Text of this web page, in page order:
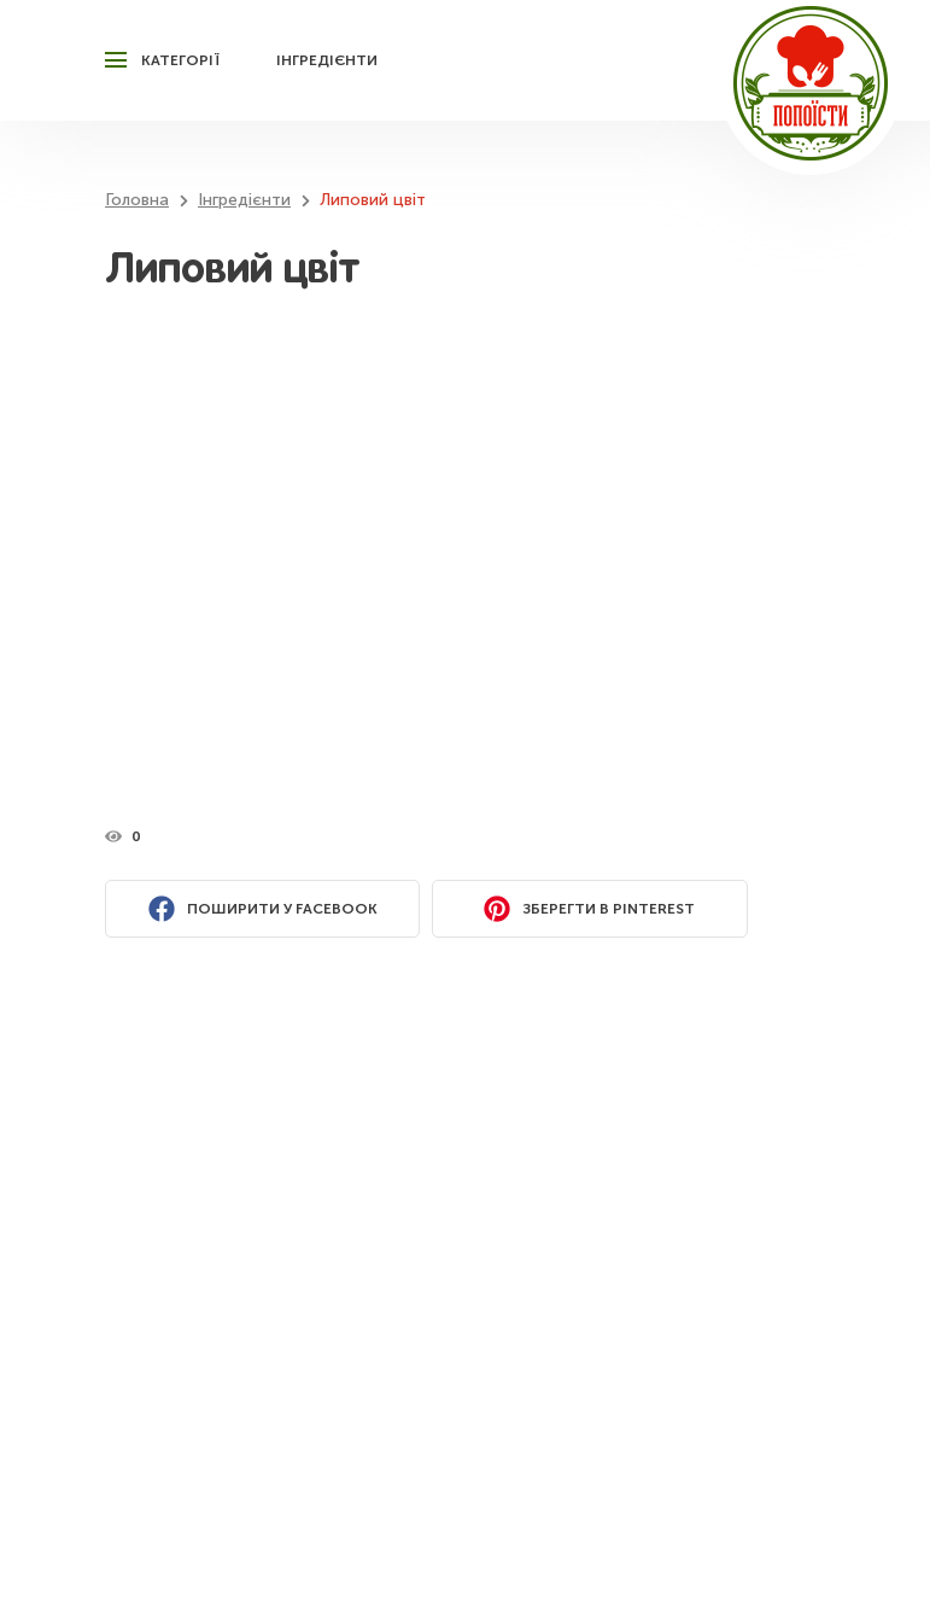
КАТЕГОРІЇ ІНГРЕДІЄНТИ
Головна Інгредієнти Липовий цвіт
Липовий цвіт
0
ПОШИРИТИ У FACEBOOK ЗБЕРЕГТИ В PINTEREST